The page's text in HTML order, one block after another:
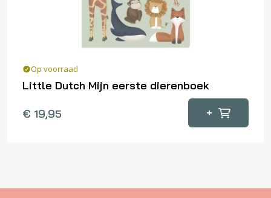
Op voorraad
Little Dutch Mijn eerste dierenboek
€ 19,95 +